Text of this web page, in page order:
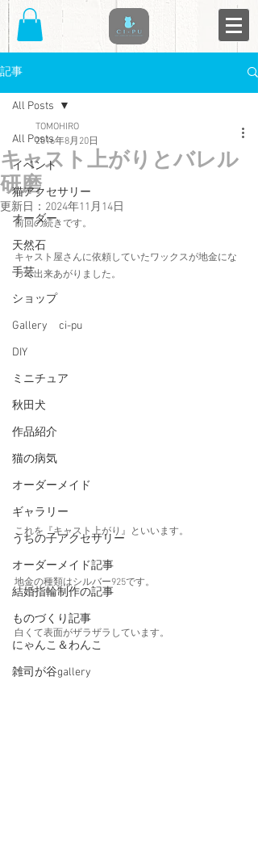
記事
All Posts
イベント
猫アクセサリー
オーダー
天然石
手芸
ショップ
Gallery ci-pu
DIY
ミニチュア
秋田犬
作品紹介
猫の病気
オーダーメイド
ギャラリー
うちの子アクセサリー
オーダーメイド記事
結婚指輪制作の記事
ものづくり記事
にゃんこ＆わんこ
雑司が谷gallery
All Posts
キャスト上がりとバレル
研磨
TOMOHIRO
2016年8月20日
更新日： 2024年11月14日
前回の続きです。
キャスト屋さんに依頼していたワックスが地金にな
って出来あがりました。
これを『キャスト上がり』といいます。
地金の種類はシルバー925です。
白くて表面がザラザラしています。